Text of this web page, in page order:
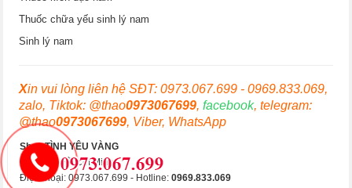
Thuốc chữa yếu sinh lý nam
Sinh lý nam
Xin vui lòng liên hệ SĐT: 0973.067.699 - 0969.833.069,
zalo, Tiktok: @thao0973067699,facebook, telegram:
@thao0973067699, Viber, WhatsApp
Shop TÌNH YÊU VÀNG
Hà Nội & Hồ Chí Minh
Điện thoại: 0973.067.699 - Hotline:0969.833.069